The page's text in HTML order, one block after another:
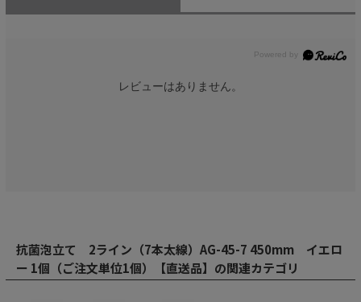
レビューはありません。
抗菌泡立て 2ライン（7本太線）AG-45-7 450mm イエロ
ー 1個（ご注文単位1個）【直送品】の関連カテゴリ